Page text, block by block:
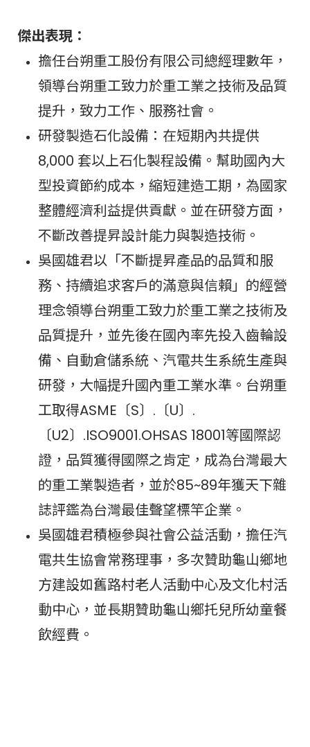
傑出表現：
擔任台朔重工股份有限公司總經理數年，
領導台朔重工致力於重工業之技術及品質
提升，致力工作、服務社會。
研發製造石化設備：在短期內共提供
8,000 套以上石化製程設備。幫助國內大
型投資節約成本，縮短建造工期，為國家
整體經濟利益提供貢獻。並在研發方面，
不斷改善提昇設計能力與製造技術。
吳國雄君以「不斷提昇產品的品質和服
務、持續追求客戶的滿意與信賴」的經營
理念領導台朔重工致力於重工業之技術及
品質提升，並先後在國內率先投入齒輪設
備、自動倉儲系統、汽電共生系統生產與
研發，大幅提升國內重工業水準。台朔重
工取得ASME〔S〕.〔U〕.
〔U2〕.ISO9001.OHSAS 18001等國際認
證，品質獲得國際之肯定，成為台灣最大
的重工業製造者，並於85~89年獲天下雜
誌評鑑為台灣最佳聲望標竿企業。
吳國雄君積極參與社會公益活動，擔任汽
電共生協會常務理事，多次贊助龜山鄉地
方建設如舊路村老人活動中心及文化村活
動中心，並長期贊助龜山鄉托兒所幼童餐
飲經費。